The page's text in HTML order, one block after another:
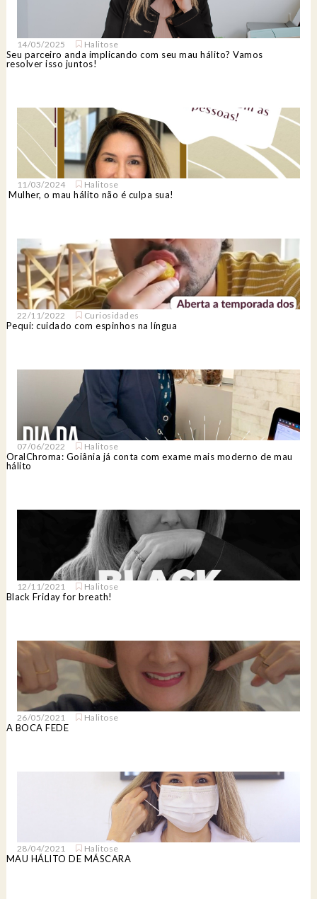
14/05/2025 Halitose
Seu parceiro anda implicando com seu mau hálito? Vamos
resolver isso juntos!
11/03/2024 Halitose
Mulher, o mau hálito não é culpa sua!
22/11/2022 Curiosidades
Pequi: cuidado com espinhos na língua
07/06/2022 Halitose
OralChroma: Goiânia já conta com exame mais moderno de mau
hálito
12/11/2021 Halitose
Black Friday for breath!
26/05/2021 Halitose
A BOCA FEDE
28/04/2021 Halitose
MAU HÁLITO DE MÁSCARA